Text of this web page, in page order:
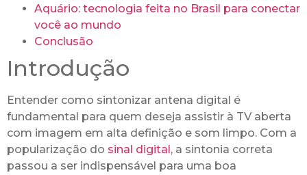
Aquário: tecnologia feita no Brasil para conectar
você ao mundo
Conclusão
Introdução
Entender como sintonizar antena digital é
fundamental para quem deseja assistir à TV aberta
com imagem em alta definição e som limpo. Com a
popularização do sinal digital , a sintonia correta
passou a ser indispensável para uma boa